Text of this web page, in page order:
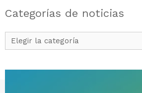
Categorías de noticias
Categorías
de